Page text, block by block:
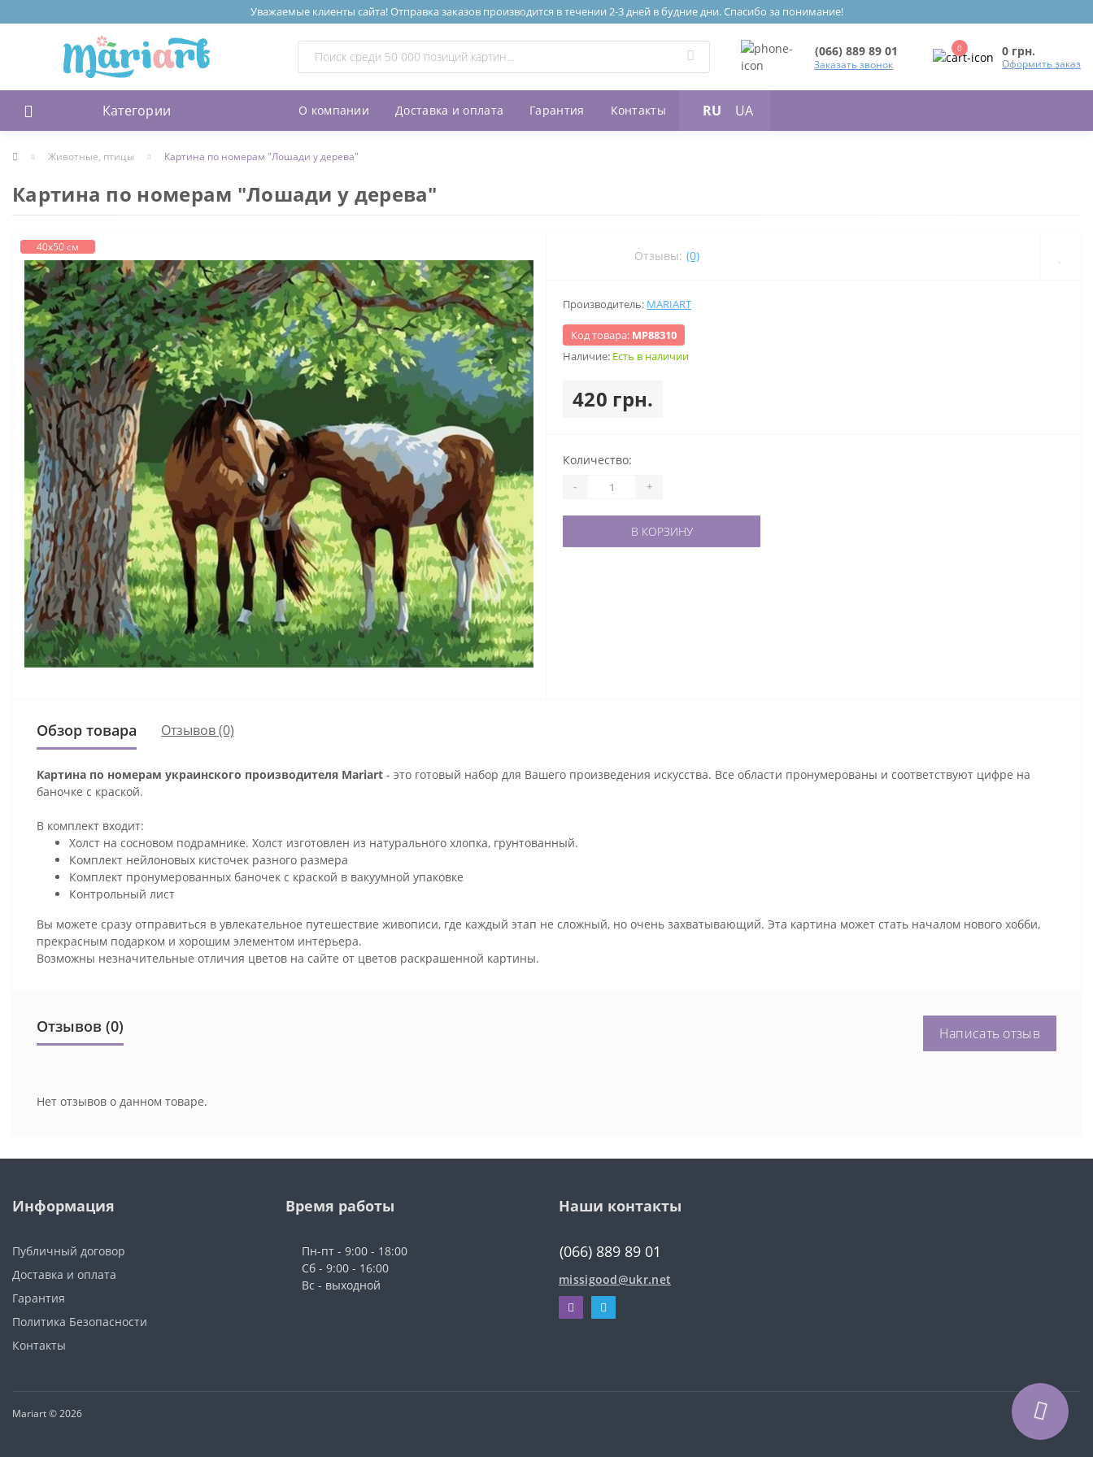
Уважаемые клиенты сайта! Отправка заказов производится в течении 2-3 дней в будние дни. Спасибо за понимание!
(066) 889 89 01
Заказать звонок
0 0 грн.
Оформить заказ
Категории О компании Доставка и оплата Гарантия Контакты RU UA
Животные, птицы Картина по номерам "Лошади у дерева"
Картина по номерам "Лошади у дерева"
40х50 см
Отзывы: (0)
Производитель: MARIART
Код товара: МР88310
Наличие: Есть в наличии
420 грн.
Количество:
- +
В КОРЗИНУ
Обзор товара Отзывов (0)
Картина по номерам украинского производителя Mariart - это готовый набор для Вашего произведения искусства. Все области пронумерованы и соответствуют цифре на
баночке с краской.
В комплект входит:
Холст на сосновом подрамнике. Холст изготовлен из натурального хлопка, грунтованный.
Комплект нейлоновых кисточек разного размера
Комплект пронумерованных баночек с краской в вакуумной упаковке
Контрольный лист
Вы можете сразу отправиться в увлекательное путешествие живописи, где каждый этап не сложный, но очень захватывающий. Эта картина может стать началом нового хобби,
прекрасным подарком и хорошим элементом интерьера.
Возможны незначительные отличия цветов на сайте от цветов раскрашенной картины.
Отзывов (0) Написать отзыв
Нет отзывов о данном товаре.
Информация
Публичный договор
Доставка и оплата
Гарантия
Политика Безопасности
Контакты
Время работы
Пн-пт - 9:00 - 18:00
Сб - 9:00 - 16:00
Вс - выходной
Наши контакты
(066) 889 89 01
missigood@ukr.net
Mariart © 2026